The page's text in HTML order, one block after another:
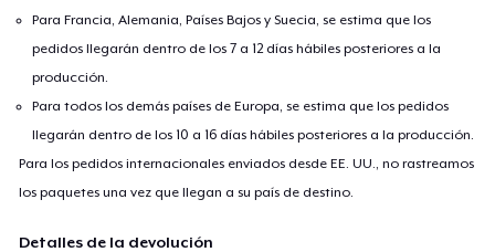
Para Francia, Alemania, Países Bajos y Suecia, se estima que los
pedidos llegarán dentro de los 7 a 12 días hábiles posteriores a la
producción.
Para todos los demás países de Europa, se estima que los pedidos
llegarán dentro de los 10 a 16 días hábiles posteriores a la producción.
Para los pedidos internacionales enviados desde EE. UU., no rastreamos
los paquetes una vez que llegan a su país de destino.
Detalles de la devolución